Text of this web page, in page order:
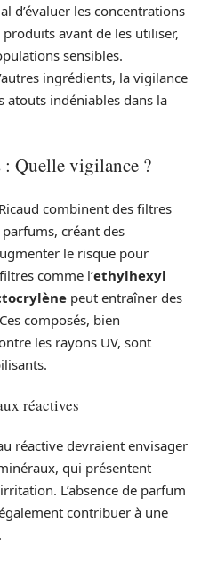
d’évaluer les concentrations
avant de les utiliser,
sensibles.
ingrédients, la vigilance
atouts indéniables dans la
: Quelle vigilance ?
combinent des filtres
créant des
le risque pour
comme l’ethylhexyl
peut entraîner des
composés, bien
les rayons UV, sont
réactives
réactive devraient envisager
qui présentent
L’absence de parfum
contribuer à une